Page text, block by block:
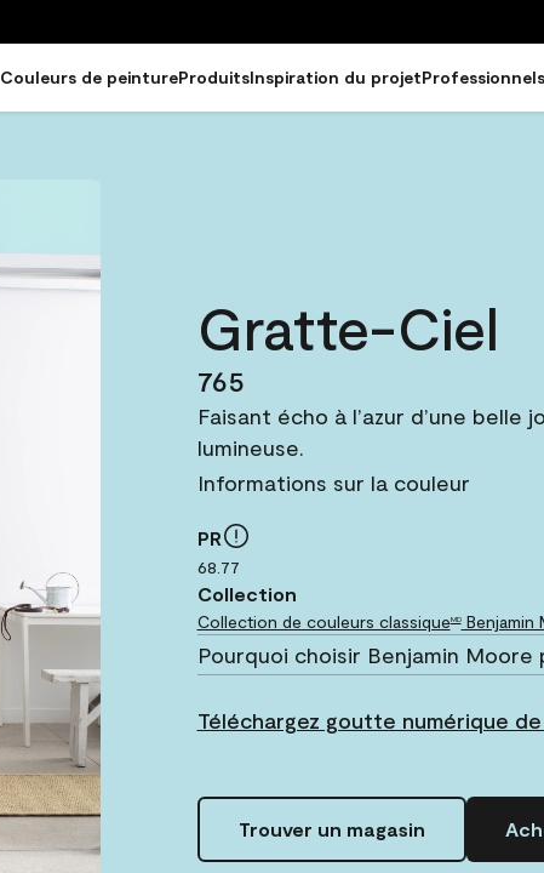
Couleurs de peintureProduitsInspiration du projetProfessionnels
Gratte-Ciel
765
Faisant écho à l’azur d’une
lumineuse.
Informations sur la couleur
PR
68.77
Collection
Collection de couleurs classiqueMDBenjamin
Pourquoi choisir Benjamin Moore
Téléchargez goutte numérique
Trouver un magasin